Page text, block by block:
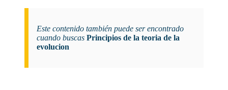
Este contenido también puede ser encontrado
cuando buscas Principios de la teoria de la
evolucion